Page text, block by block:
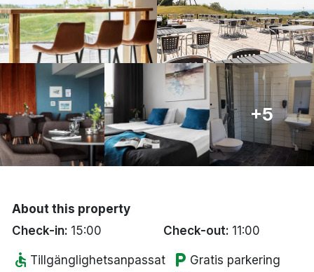
Hela Norge
Oslo
Bergen
Hela Danmark
Done
+5
About this property
Check-in: 15:00 Check-out: 11:00
accessible Tillgänglighetsanpassat local_parking Gratis parkering